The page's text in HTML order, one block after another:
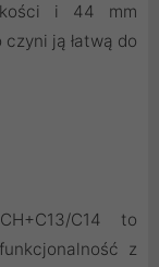
i 44 mm
ją łatwą do
C14 to
z